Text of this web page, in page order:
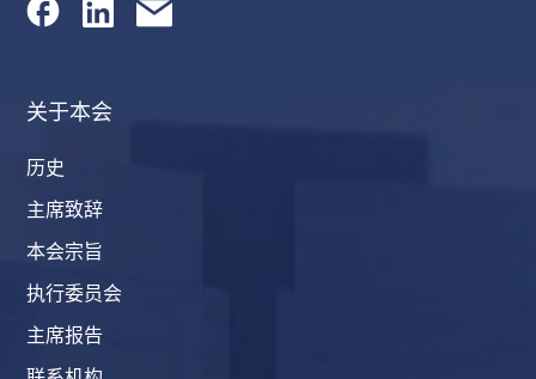
关于本会
历史
主席致辞
本会宗旨
执行委员会
主席报告